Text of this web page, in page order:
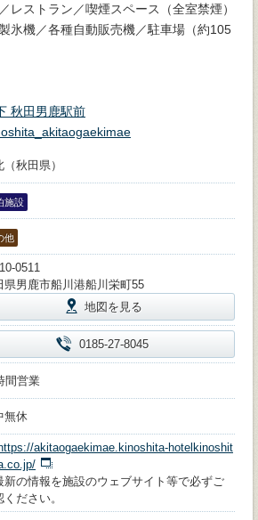
レストラン／喫煙スペース（全室禁煙）
氷機／各種自動販売機／駐車場（約105
秋田男鹿駅前
（秋田県）
施設
他
0511
県男鹿市船川港船川栄町55
地図を見る
0185-27-8045
間営業
無休
https://akitaogaekimae.kinoshita-hotelkinoshit
の情報を施設のウェブサイト等で必ずご
ください。